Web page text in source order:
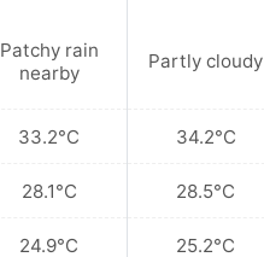
Patchy rain
nearby
33.2°C
28.1°C
24.9°C
Partly cloudy
34.2°C
28.5°C
25.2°C